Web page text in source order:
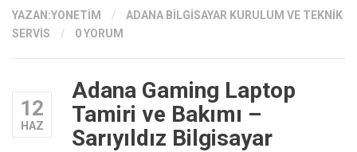
YAZAN:YONETIM /
ADANA BILGISAYAR KURULUM VE TEKNIK
SERVIS
/ 0 YORUM
12
HAZ
Adana Gaming Laptop
Tamiri ve Bakımı –
Sarıyıldız Bilgisayar